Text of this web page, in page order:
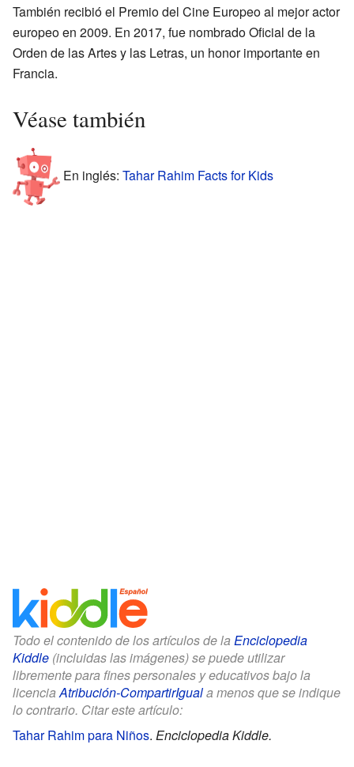
También recibió el Premio del Cine Europeo al mejor actor
europeo en 2009. En 2017, fue nombrado Oficial de la
Orden de las Artes y las Letras, un honor importante en
Francia.
Véase también
En inglés: Tahar Rahim Facts for Kids
Todo el contenido de los artículos de la Enciclopedia
Kiddle (incluidas las imágenes) se puede utilizar
libremente para fines personales y educativos bajo la
licenciaAtribución-CompartirIguala menos que se indique
lo contrario. Citar este artículo:
Tahar Rahim para Niños. Enciclopedia Kiddle.